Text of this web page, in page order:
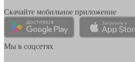
Скачайте мобильное приложение
Мы в соцсетях